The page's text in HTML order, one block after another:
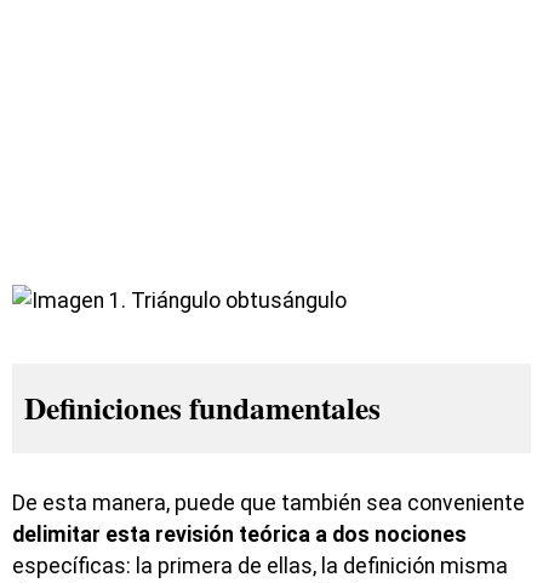
Definiciones fundamentales
De esta manera, puede que también sea conveniente
delimitar esta revisión teórica a dos nociones
específicas: la primera de ellas, la definición misma